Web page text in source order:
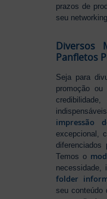
prazos de
seu
Diversos
Panfletos
Seja para
promoção ou
credibilidade,
impressão
excepcional,
diferenciados
Temos o
necessidade,
folder
seu conteúdo